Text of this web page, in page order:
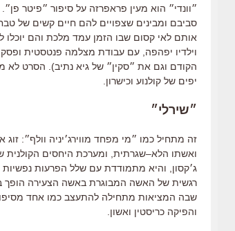
״וונדי״ הוא מעין פראפרזה על סיפור ״פיטר פן״
סביבם ומבינים שצפויים להם חיים קשים של
אותם לאי קסום שבו הזמן עמד מלכת והם יוכלו
וילדיו יפהפה עם עבודת מצלמה פנטסטית
הקודם וגם את ״סקין״ של גיא נתיב). הסרט לא
יפים של קולנוע וכישרון
״שירלי״
זה מתחיל כמו ״מי מפחד מווירג׳יניה וולף״: זוג
ואשתו הלא–שגרתית ומערכת היחסים הקולנית
ג׳קסון
והיא מתמודדת עם שלל הפרעות נפשיות
רגשית של האשה המבוגרת באשה הצעירה הופך
שבה המציאות מתחילה להתעצב כמו אחד
והפיקה כריסטין ואשון